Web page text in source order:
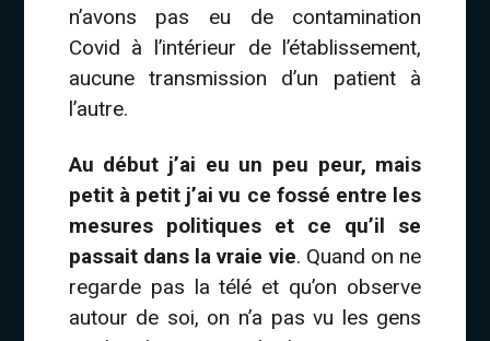
n’avons pas eu de contamination
Covid à l’intérieur de l’établissement,
aucune transmission d’un patient à
l’autre.
Au début j’ai eu un peu peur, mais
petit à petit j’ai vu ce fossé entre les
mesures politiques et ce qu’il se
passait dans la vraie vie. Quand on ne
regarde pas la télé et qu’on observe
autour de soi, on n’a pas vu les gens